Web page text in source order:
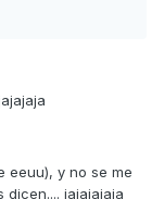
eeuu), y no se me
jajajajaja